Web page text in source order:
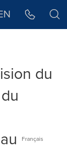
du
Français